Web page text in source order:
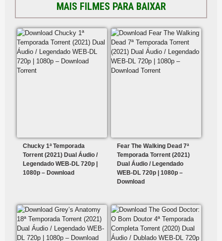
MAIS FILMES PARA BAIXAR
Chucky 1ª Temporada
Torrent (2021) Dual Áudio /
Legendado WEB-DL 720p |
1080p – Download
Fear The Walking Dead 7ª
Temporada Torrent (2021)
Dual Áudio / Legendado
WEB-DL 720p | 1080p –
Download